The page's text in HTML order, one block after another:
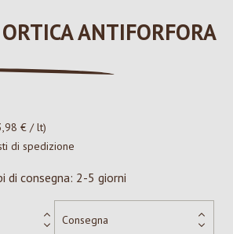
ANTIFORFORA
€ / lt)
di spedizione
di consegna: 2-5 giorni